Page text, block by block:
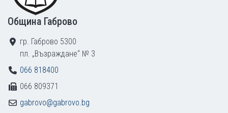
Община Габрово
гр. Габрово 5300
пл. „Възраждане“ № 3
066 818400
066 809371
gabrovo@gabrovo.bg